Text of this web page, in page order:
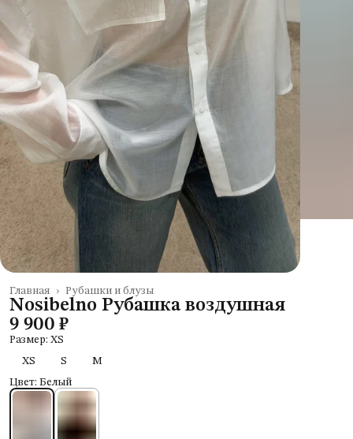
Рубашки и блузы
Главная ›
Nosibelno Рубашка воздушная
9 900 ₽
Размер: XS
XS
S
M
Цвет: Белый